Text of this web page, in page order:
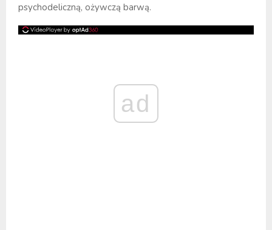
psychodeliczną, ożywczą barwą.
ad